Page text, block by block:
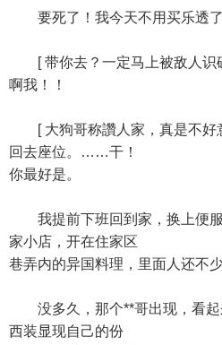
要死了！我今天不用买乐透了
[ 带你去？一定马上被敌人识
啊我！！
[ 大狗哥称讚人家，真是不好
回去座位。……干！
你最好是。
我提前下班回到家，换上便服
家小店，开在住家区
巷弄内的异国料理，里面人还不
没多久，那个**哥出现，看起
西装显现自己的份